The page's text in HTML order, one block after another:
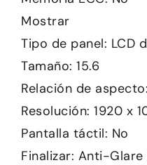
Mostrar
Tipo de panel: LCD
Tamaño: 15.6
Relación de
Resolución: 1920 x
Pantalla táctil: No
Finalizar: Anti-